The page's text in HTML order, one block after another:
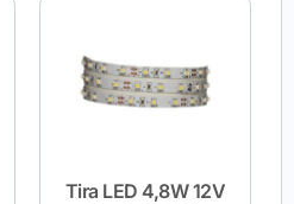
Tira LED 4,8W 12V